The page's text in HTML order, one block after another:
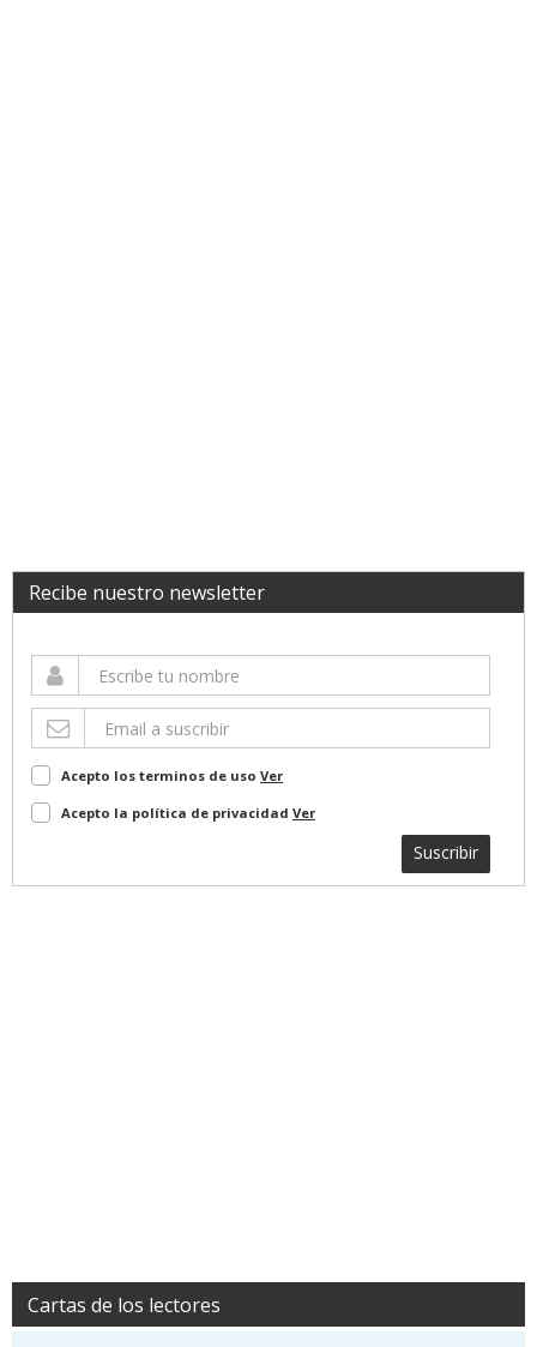
Recibe nuestro newsletter
Acepto los terminos de uso Ver
Acepto la política de privacidad Ver
Suscribir
Cartas de los lectores